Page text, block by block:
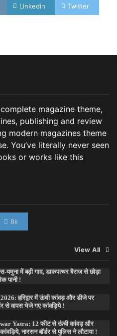
Linkedin Twitter
magazine theme,
publishing and review
modern magazines theme
You’ve literally never seen
or works like this
8k
View All
में बढ़ी गाद, डाकपत्थर बैराज से छोड़ा
पानी !
हरिद्वार में ऊंची कांवड़ और डीजे पर
से वापस भेजे गए कांवड़िये !
Yatra: 12 फीट से ऊंची कांवड़ और
नारसन बॉर्डर से पुलिस ने लौटाया !